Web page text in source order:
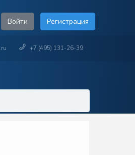
Войти Регистрация
+7 (495) 131-26-39